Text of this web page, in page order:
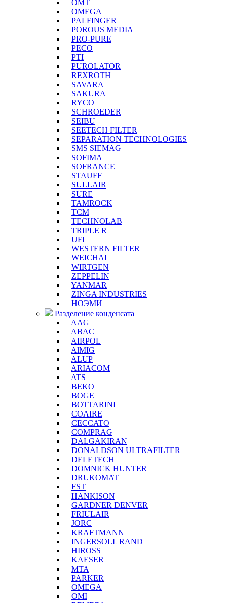
OMT
OMEGA
PALFINGER
POROUS MEDIA
PRO-PURE
PECO
PTI
PUROLATOR
REXROTH
SAVARA
SAKURA
RYCO
SCHROEDER
SEIBU
SEETECH FILTER
SEPARATION TECHNOLOGIES
SMS SIEMAG
SOFIMA
SOFRANCE
STAUFF
SULLAIR
SURE
TAMROCK
TCM
TECHNOLAB
TRIPLE R
UFI
WESTERN FILTER
WEICHAI
WIRTGEN
ZEPPELIN
YANMAR
ZINGA INDUSTRIES
НОЭМИ
Разделение конденсата
AAG
ABAC
AIRPOL
AlMIG
ALUP
ARIACOM
ATS
BEKO
BOGE
BOTTARINI
COAIRE
CECCATO
COMPRAG
DALGAKIRAN
DONALDSON ULTRAFILTER
DELETECH
DOMNICK HUNTER
DRUKOMAT
FST
HANKISON
GARDNER DENVER
FRIULAIR
JORC
KRAFTMANN
INGERSOLL RAND
HIROSS
KAESER
MTA
PARKER
OMEGA
OMI